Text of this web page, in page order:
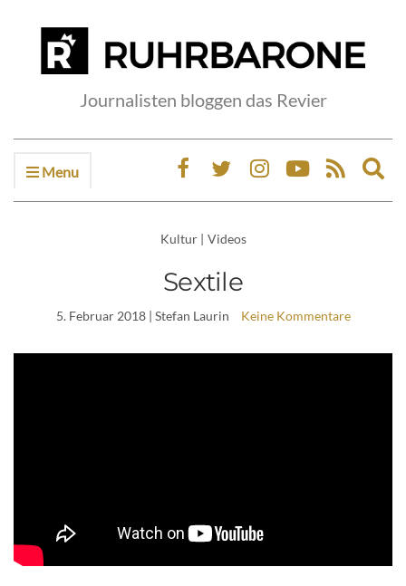
Journalisten bloggen das Revier
Menu
Kultur | Videos
Sextile
5. Februar 2018| Stefan Laurin Keine Kommentare